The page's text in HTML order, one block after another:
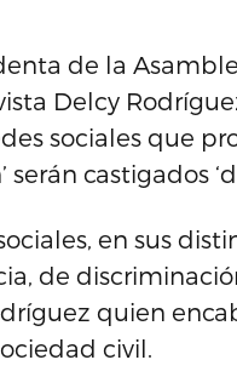
de la
Delcy
sociales que
serán castigados
en sus
de
quien
civil.